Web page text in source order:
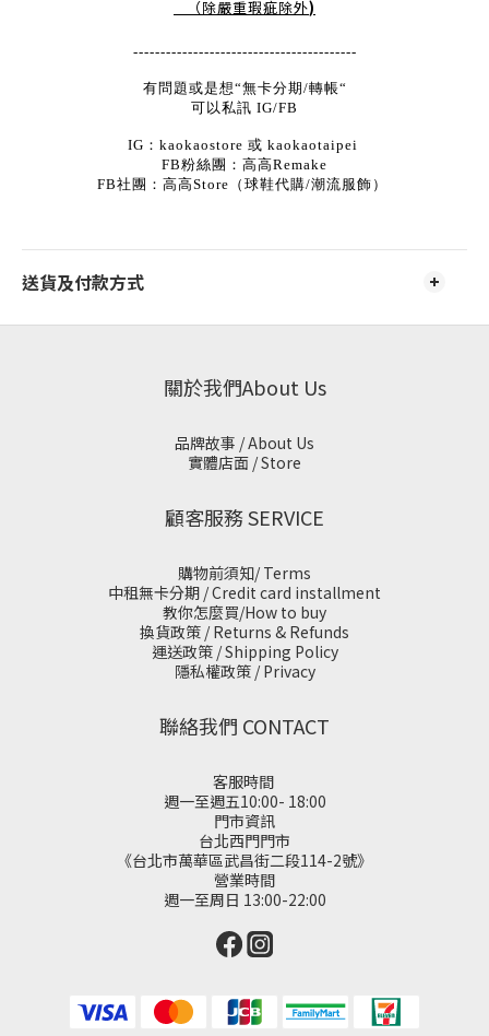
（除嚴重瑕疵除外)
-----------------------------------------
有問題或是想“無卡分期/轉帳“
可以私訊 IG/FB
IG：kaokaostore 或 kaokaotaipei
FB粉絲團：高高Remake
FB社團：高高Store（球鞋代購/潮流服飾）
送貨及付款方式
關於我們About Us
品牌故事 / About Us
實體店面 / Store
顧客服務 SERVICE
購物前須知/ Terms
中租無卡分期 / Credit card installment
教你怎麼買/How to buy
換貨政策 / Returns & Refunds
運送政策 / Shipping Policy
隱私權政策 / Privacy
聯絡我們 CONTACT
客服時間
週一至週五10:00- 18:00
門市資訊
台北西門門市
《台北市萬華區武昌街二段114-2號》
營業時間
週一至周日 13:00-22:00